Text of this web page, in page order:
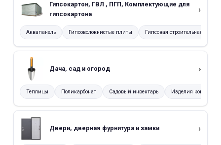
Гипсокартон, ГВЛ , ПГП, Комплектующие для
гипсокартона
Аквапанель Гипсоволокнистые плиты Гипсовая строительная
Дача, сад и огород
Теплицы Поликарбонат Садовый инвентарь Изделия кованые и
Двери, дверная фурнитура и замки